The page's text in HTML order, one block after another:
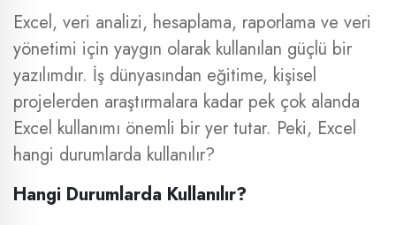
Excel, veri analizi, hesaplama, raporlama ve veri
yönetimi için yaygın olarak kullanılan güçlü bir
yazılımdır. İş dünyasından eğitime, kişisel
projelerden araştırmalara kadar pek çok alanda
Excel kullanımı önemli bir yer tutar. Peki, Excel
hangi durumlarda kullanılır?
Hangi Durumlarda Kullanılır?